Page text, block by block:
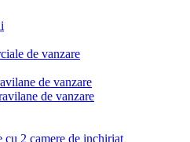
de vanzare
de vanzare
de vanzare
cu 2 camere de inchiriat